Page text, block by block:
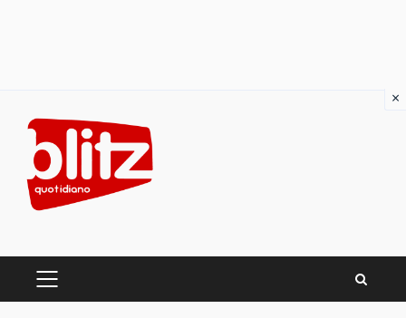
content
PRIMARY
×